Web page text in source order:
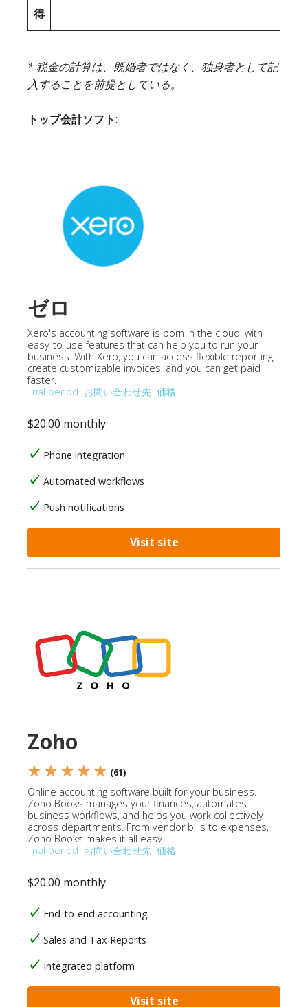
得
* 税金の計算は、既婚者ではなく、独身者として記
入することを前提としている。
トップ会計ソフト:
ゼロ
Xero's accounting software is born in the cloud, with
easy-to-use features that can help you to run your
business. With Xero, you can access flexible reporting,
create customizable invoices, and you can get paid
faster.
Trial period お問い合わせ先 価格
$20.00 monthly
Phone integration
Automated workflows
Push notifications
Visit site
Zoho
★ ★ ★ ★ ★ (61)
Online accounting software built for your business.
Zoho Books manages your finances, automates
business workflows, and helps you work collectively
across departments. From vendor bills to expenses,
Zoho Books makes it all easy.
Trial period お問い合わせ先 価格
$20.00 monthly
End-to-end accounting
Sales and Tax Reports
Integrated platform
Visit site